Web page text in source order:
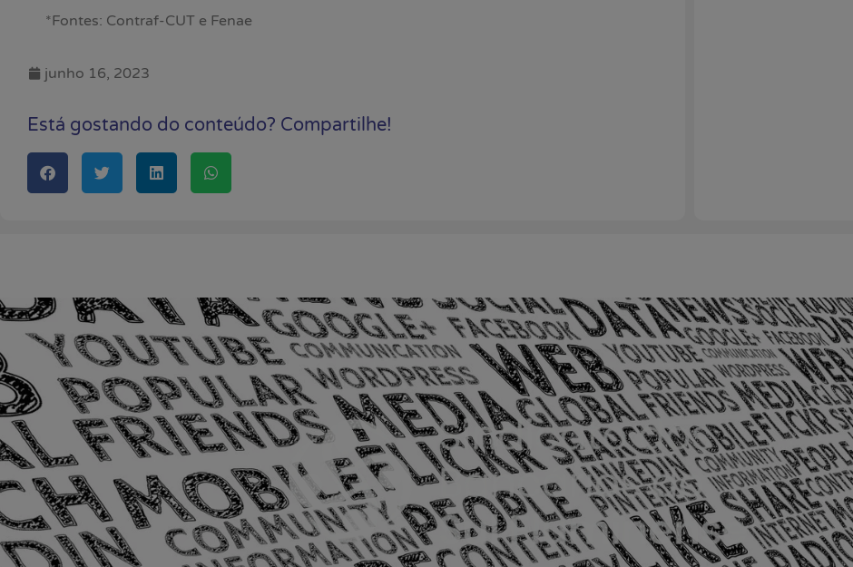
*Fontes: Contraf-CUT e Fenae
junho 16, 2023
Está gostando do conteúdo? Compartilhe!